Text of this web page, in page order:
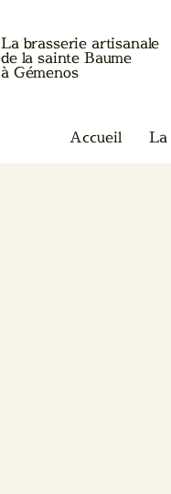
La brasserie artisanale
de la sainte Baume
à Gémenos
Accueil La